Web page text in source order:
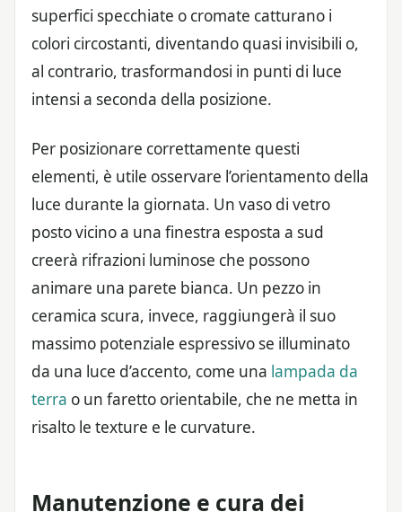
superfici specchiate o cromate catturano i
colori circostanti, diventando quasi invisibili o,
al contrario, trasformandosi in punti di luce
intensi a seconda della posizione.
Per posizionare correttamente questi
elementi, è utile osservare l’orientamento della
luce durante la giornata. Un vaso di vetro
posto vicino a una finestra esposta a sud
creerà rifrazioni luminose che possono
animare una parete bianca. Un pezzo in
ceramica scura, invece, raggiungerà il suo
massimo potenziale espressivo se illuminato
da una luce d’accento, come una lampada da
terra o un faretto orientabile, che ne metta in
risalto le texture e le curvature.
Manutenzione e cura dei